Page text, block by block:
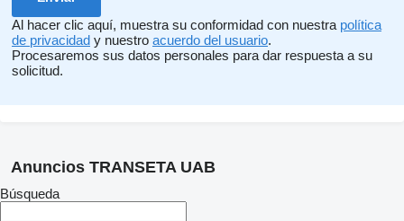
Al hacer clic aquí, muestra su conformidad con nuestra política
de privacidad y nuestro acuerdo del usuario.
Procesaremos sus datos personales para dar respuesta a su
solicitud.
Anuncios TRANSETA UAB
Búsqueda